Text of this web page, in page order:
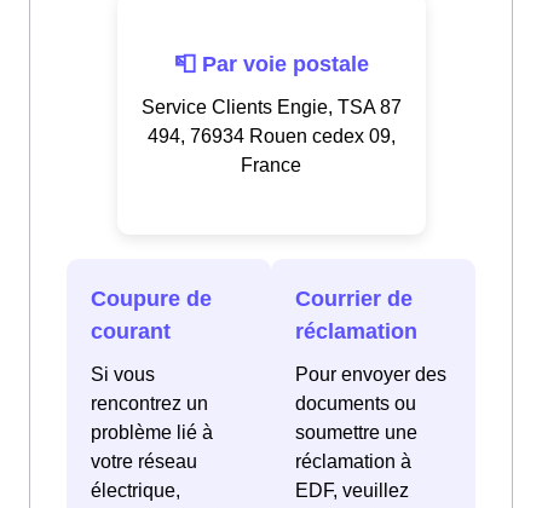
📮 Par voie postale
Service Clients Engie, TSA 87
494, 76934 Rouen cedex 09,
France
Coupure de
courant
Si vous
rencontrez un
problème lié à
votre réseau
électrique,
Courrier de
réclamation
Pour envoyer des
documents ou
soumettre une
réclamation à
EDF, veuillez